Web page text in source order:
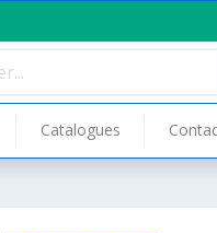
Catalogues